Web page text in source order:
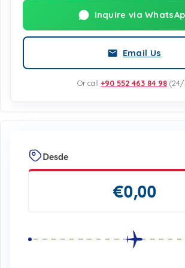
Inquire via
Email Us
Or call +90 552 463 84 98 (24/
Desde
€0,00